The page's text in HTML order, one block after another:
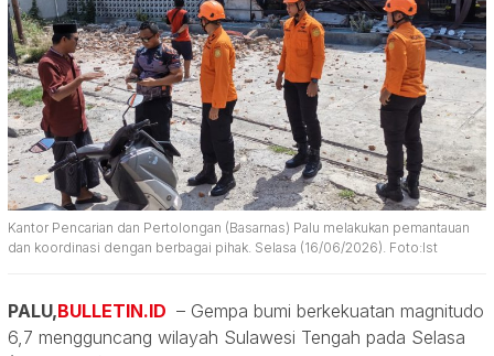
Kantor Pencarian dan Pertolongan (Basarnas) Palu melakukan pemantauan
dan koordinasi dengan berbagai pihak. Selasa (16/06/2026). Foto:Ist
PALU,BULLETIN.ID – Gempa bumi berkekuatan magnitudo
6,7 mengguncang wilayah Sulawesi Tengah pada Selasa